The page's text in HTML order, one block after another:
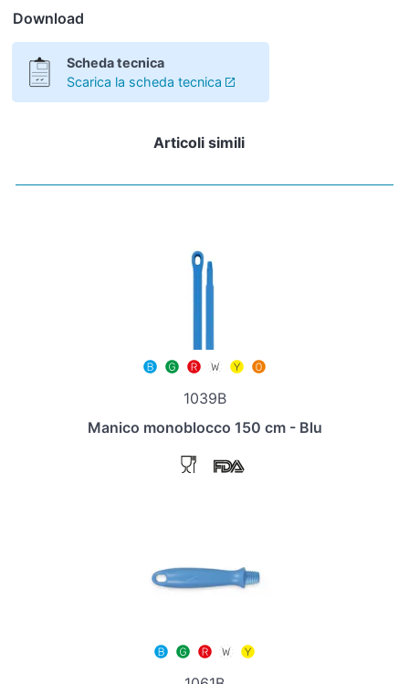
Download
Scheda tecnica
Scarica la scheda tecnica
Articoli simili
1039B
Manico monoblocco 150 cm - Blu